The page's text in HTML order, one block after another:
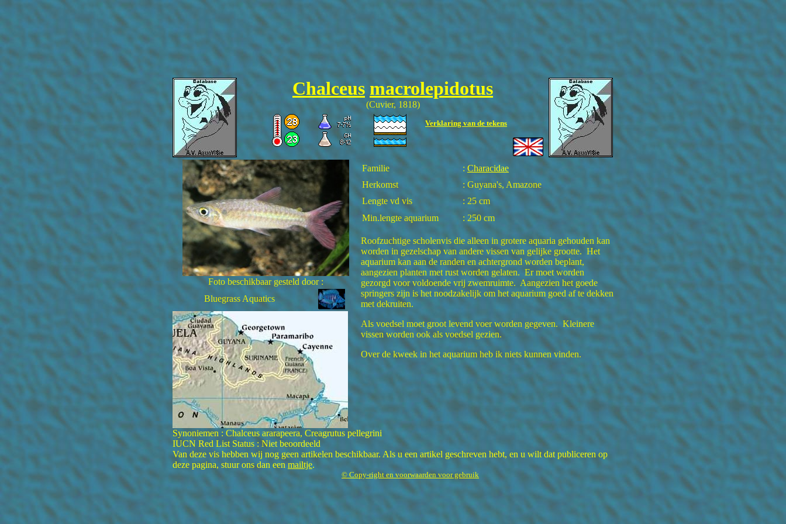
Chalceus macrolepidotus
(Cuvier, 1818)
Verklaring van de tekens
Familie : Characidae
Herkomst
: Guyana's, Amazone
Lengte vd vis
: 25 cm
Min.lengte aquarium
: 250 cm
Roofzuchtige scholenvis die alleen in grotere aquaria gehouden kan
worden in gezelschap van andere vissen van gelijke grootte. Het
aquarium kan aan de randen en achtergrond worden beplant,
aangezien planten met rust worden gelaten. Er moet worden
gezorgd voor voldoende vrij zwemruimte. Aangezien het goede
springers zijn is het noodzakelijk om het aquarium goed af te dekken
met dekruiten.
Als voedsel moet groot levend voer worden gegeven. Kleinere
vissen worden ook als voedsel gezien.
Over de kweek in het aquarium heb ik niets kunnen vinden.
Foto beschikbaar gesteld door :
Bluegrass Aquatics
Synoniemen : Chalceus ararapeera, Creagrutus pellegrini
IUCN Red List Status : Niet beoordeeld
Van deze vis hebben wij nog geen artikelen beschikbaar. Als u een artikel geschreven hebt, en u wilt dat publiceren op
deze pagina, stuur ons dan eenmailtje.
© Copy-right en voorwaarden voor gebruik